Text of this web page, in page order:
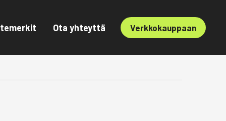
Ota yhteyttä Verkkokauppaan